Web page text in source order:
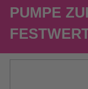
PUMPE